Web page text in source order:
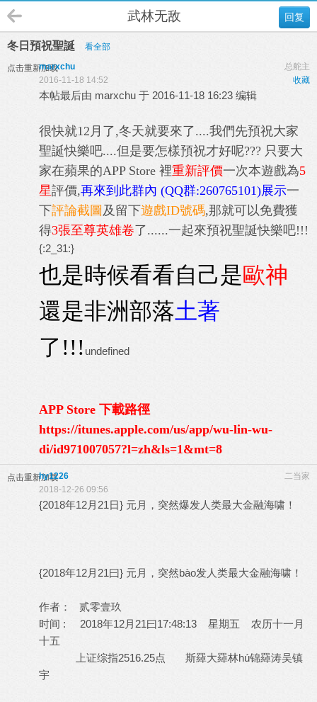
回复
武林无敌
冬日預祝聖誕 看全部
点击重新加载 总舵主
marxchu
收藏
2016-11-18 14:52
本帖最后由 marxchu 于 2016-11-18 16:23 编辑
很快就12月了,冬天就要來了....我們先預祝大家
聖誕快樂吧....但是要怎樣預祝才好呢??? 只要大
家在蘋果的APP Store 裡重新評價一次本遊戲為5
星評價,再來到此群內 (QQ群:260765101)展示一
下評論截圖 及留下遊戲ID號碼,那就可以免費獲
得3張至尊英雄卷了......一起來預祝聖誕快樂吧!!!
{:2_31:}
也是時候看看自己是歐神
還是非洲部落土著
了!!! undefined
APP Store 下載路徑
https://itunes.apple.com/us/app/wu-lin-wu-
di/id971007057?l=zh&ls=1&mt=8
点击重新加载 二当家
hy1226
2018-12-26 09:56
{2018年12月21日} 元月，突然爆发人类最大金融海啸！
{2018年12月21曰} 元月，突然bào发人类最大金融海啸！
作者： 贰零壹玖
时间 : 2018年12月21曰17:48:13 星期五 农历十一月
十五
上证综指2516.25点 斯羄大羄林hú锦羄涛吴镇
宇